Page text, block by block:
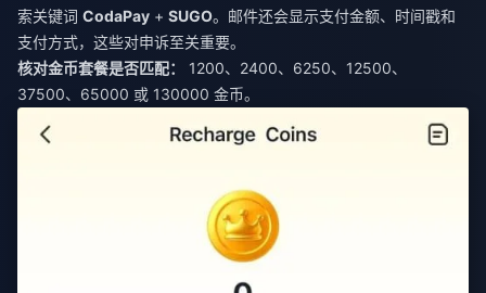
索关键词 CodaPay + SUGO。邮件还会显示支付金额、时间戳和
支付方式，这些对申诉至关重要。
核对金币套餐是否匹配：
1200、2400、6250、12500、
37500、65000 或 130000 金币。